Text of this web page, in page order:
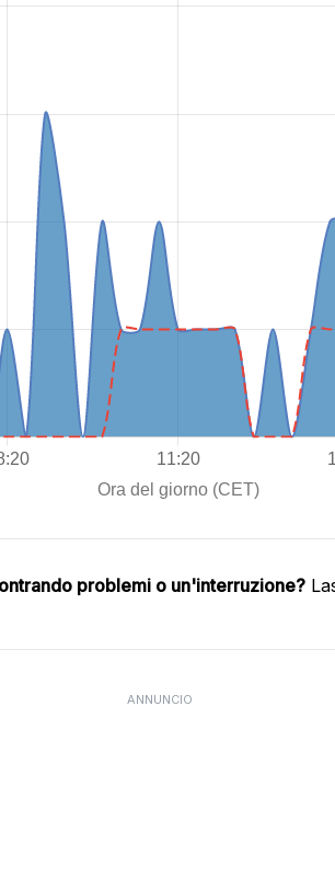
problemi o un'interruzione?
ANNUNCIO